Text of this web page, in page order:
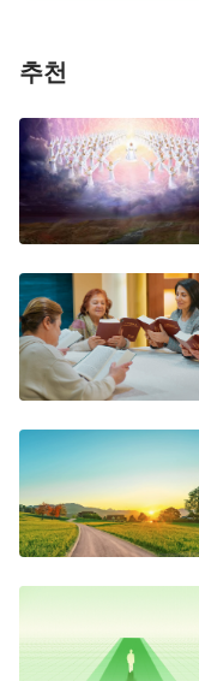
우 형제님이 이
나님의 뜻을 따르
뜻을 따르는 사람
과 뜻을 다해 하나
을 위해 얼마나 사
이런 사람이야말
하나님이 칭찬하
로 주님께서 우리
요. 주님을 위해
도하는 것처럼 우
만약 우리가 하나
을 천국에 들어가
이용하고, 속이며,
요? 우리가 이렇
을 받을 수 있을까
꿈에서 깨어날
추천